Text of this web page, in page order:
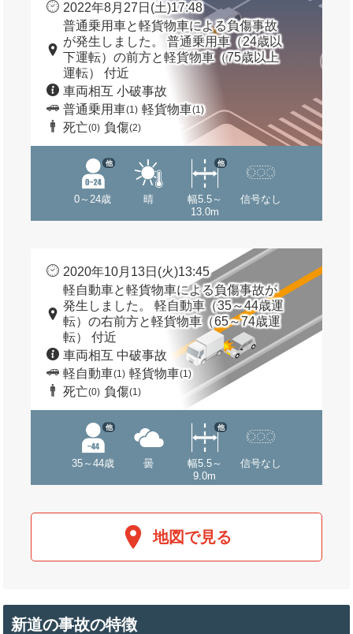
2022年8月27日(土)17:48
普通乗用車と軽貨物車による負傷事故
が発生しました。 普通乗用車（24歳以
下運転）の前方と軽貨物車（75歳以上
運転） 付近
車両相互 小破事故
普通乗用車(1) 軽貨物車(1)
死亡(0) 負傷(2)
0～24歳
他
晴
幅5.5～
13.0m
他
信号なし
2020年10月13日(火)13:45
軽自動車と軽貨物車による負傷事故が
発生しました。 軽自動車（35～44歳運
転）の右前方と軽貨物車（65～74歳運
転） 付近
車両相互 中破事故
軽自動車(1) 軽貨物車(1)
死亡(0) 負傷(1)
35～44歳
他
曇
幅5.5～
9.0m
他
信号なし
地図で見る
新道の事故の特徴